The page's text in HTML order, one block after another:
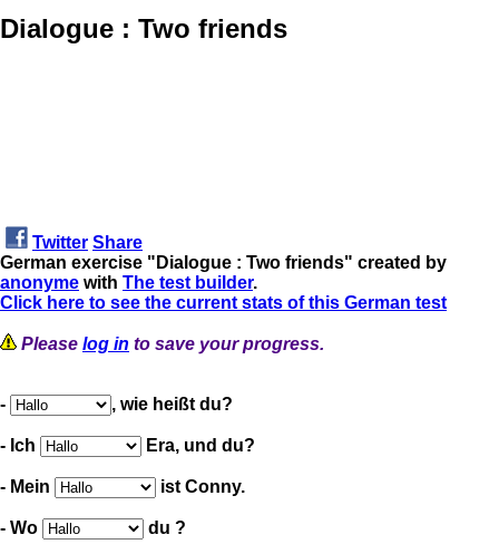
Dialogue : Two friends
Twitter Share
German exercise "Dialogue : Two friends" created by
anonyme with The test builder.
Click here to see the current stats of this German test
Please log in to save your progress.
- , wie heißt du?
- Ich Era, und du?
- Mein ist Conny.
- Wo du ?